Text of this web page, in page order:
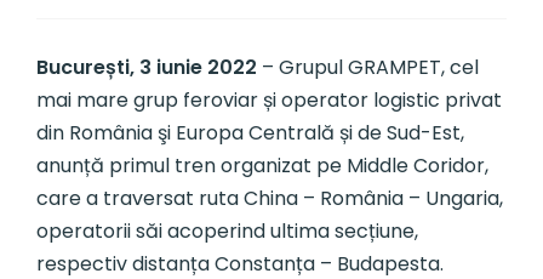
București, 3 iunie 2022 – Grupul GRAMPET, cel
mai mare grup feroviar și operator logistic privat
din România şi Europa Centrală și de Sud-Est,
anunță primul tren organizat pe Middle Coridor,
care a traversat ruta China – România – Ungaria,
operatorii săi acoperind ultima secțiune,
respectiv distanța Constanța – Budapesta.